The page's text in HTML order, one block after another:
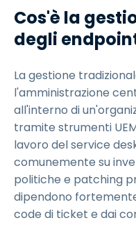
Cos'è la
degli
La gestione
l'amministrazione
all'interno di
tramite strumenti
lavoro del service
comunemente su
politiche e patching
dipendono
code di ticket e dai